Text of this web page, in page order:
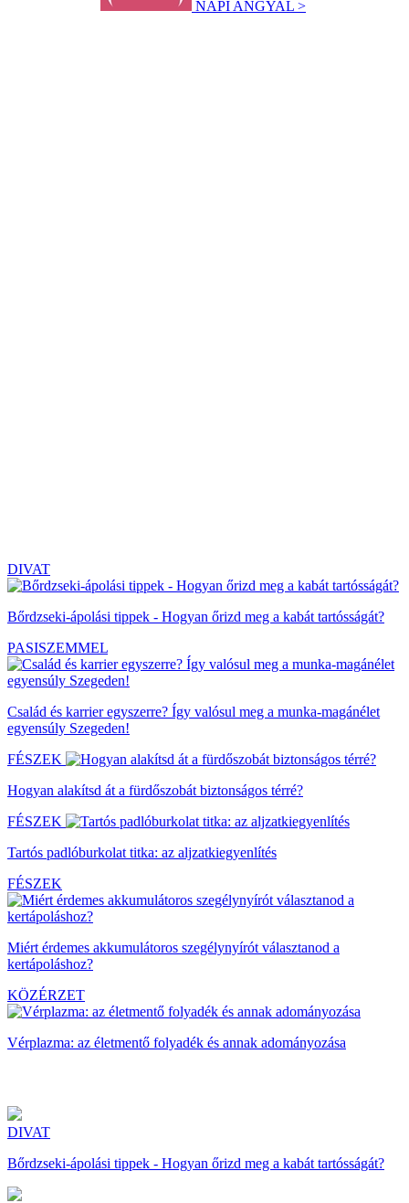
NAPI ANGYAL >
DIVAT
Bőrdzseki-ápolási tippek - Hogyan őrizd meg a kabát tartósságát?
PASISZEMMEL
Család és karrier egyszerre? Így valósul meg a munka-magánélet
egyensúly Szegeden!
FÉSZEK
Hogyan alakítsd át a fürdőszobát biztonságos térré?
FÉSZEK
Tartós padlóburkolat titka: az aljzatkiegyenlítés
FÉSZEK
Miért érdemes akkumulátoros szegélynyírót választanod a
kertápoláshoz?
KÖZÉRZET
Vérplazma: az életmentő folyadék és annak adományozása
DIVAT
Bőrdzseki-ápolási tippek - Hogyan őrizd meg a kabát tartósságát?